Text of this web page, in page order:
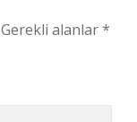
Gerekli alanlar*